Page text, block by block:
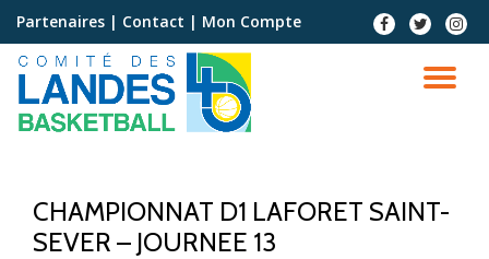
Aller
contenu
Partenaires | Contact | Mon Compte
CHAMPIONNAT D1 LAFORET SAINT-
SEVER – JOURNEE 13